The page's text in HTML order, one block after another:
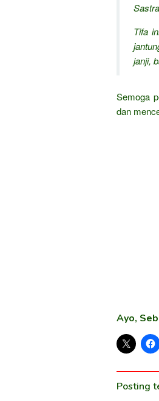
Tifa
janji,
Semoga
dan
Ayo,
Posting